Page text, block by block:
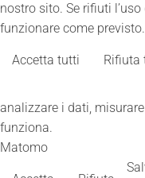
nostro sito. Se rifiuti
funzionare come previsto.
Accetta tutti Rifiuta
analizzare i dati,
funziona.
Matomo